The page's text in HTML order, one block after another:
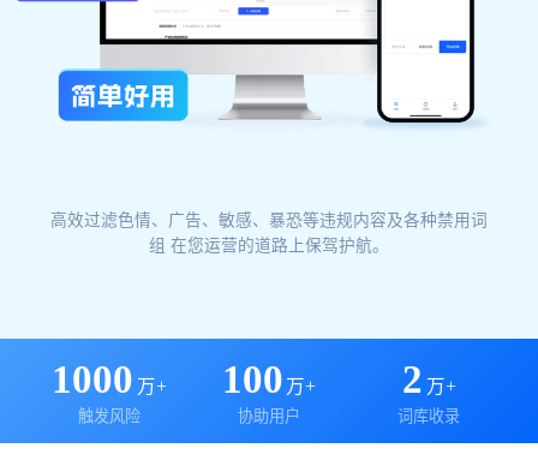
高效过滤色情、广告、敏感、暴恐等违规内容及各种禁用词
组 在您运营的道路上保驾护航。
1000 万+
触发风险
100 万+
协助用户
2 万+
词库收录